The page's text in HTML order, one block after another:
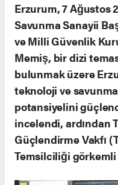
Erzurum, 7 Ağustos
Savunma Sanayii
ve Milli Güvenlik
Memiş, bir dizi
bulunmak üzere
teknoloji ve
potansiyelini
incelendi, ardından
Güçlendirme Vakfı
Temsilciliği görkemli